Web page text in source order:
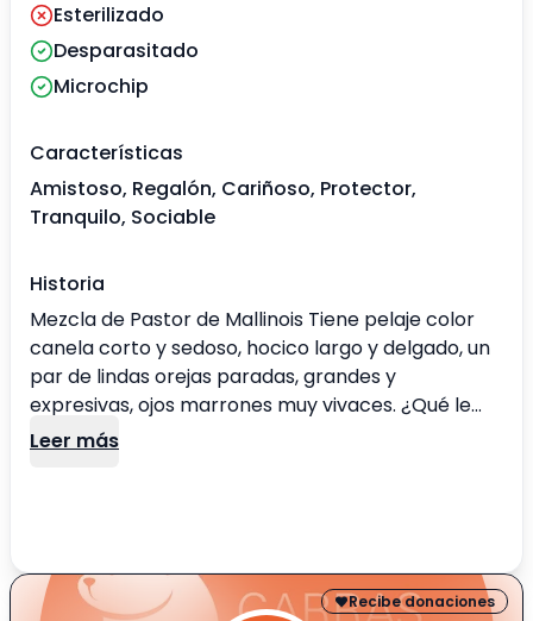
Esterilizado
Desparasitado
Microchip
Características
Amistoso, Regalón, Cariñoso, Protector,
Tranquilo, Sociable
Historia
Mezcla de Pastor de Mallinois Tiene pelaje color
canela corto y sedoso, hocico largo y delgado, un
par de lindas orejas paradas, grandes y
expresivas, ojos marrones muy vivaces. ¿Qué le
gusta hacer a Ricky Nauta? Estar acompañado: Le
como un peluche. Cuidar la casa: Siempre atento,
pero sin ser escandaloso. Si algo se mueve afuera,
Leer más
Recibe donaciones